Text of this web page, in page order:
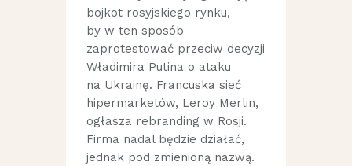
bojkot rosyjskiego rynku,
by w ten sposób
zaprotestować przeciw decyzji
Władimira Putina o ataku
na Ukrainę. Francuska sieć
hipermarketów, Leroy Merlin,
ogłasza rebranding w Rosji.
Firma nadal będzie działać,
jednak pod zmienioną nazwą.